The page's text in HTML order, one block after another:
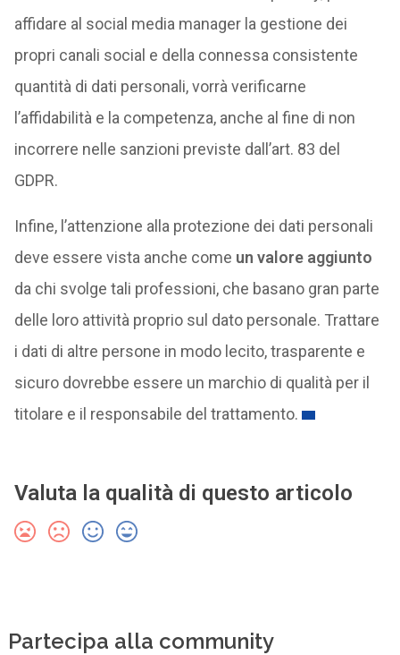
affidare al social media manager la gestione dei
propri canali social e della connessa consistente
quantità di dati personali, vorrà verificarne
l’affidabilità e la competenza, anche al fine di non
incorrere nelle sanzioni previste dall’art. 83 del
GDPR.
Infine, l’attenzione alla protezione dei dati personali
deve essere vista anche come un valore aggiunto
da chi svolge tali professioni, che basano gran parte
delle loro attività proprio sul dato personale. Trattare
i dati di altre persone in modo lecito, trasparente e
sicuro dovrebbe essere un marchio di qualità per il
titolare e il responsabile del trattamento.
Valuta la qualità di questo articolo
Partecipa alla community